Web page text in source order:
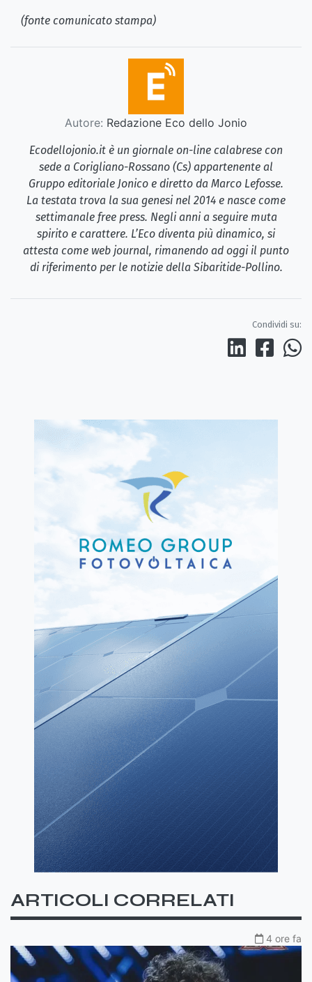
(fonte comunicato stampa)
Autore: Redazione Eco dello Jonio
Ecodellojonio.it è un giornale on-line calabrese con
sede a Corigliano-Rossano (Cs) appartenente al
Gruppo editoriale Jonico e diretto da Marco Lefosse.
La testata trova la sua genesi nel 2014 e nasce come
settimanale free press. Negli anni a seguire muta
spirito e carattere. L’Eco diventa più dinamico, si
attesta come web journal, rimanendo ad oggi il punto
di riferimento per le notizie della Sibaritide-Pollino.
Condividi su:
ARTICOLI CORRELATI
4 ore fa